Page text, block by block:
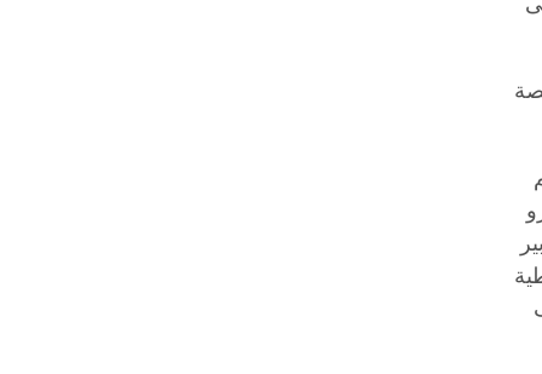
هو 100 يورو